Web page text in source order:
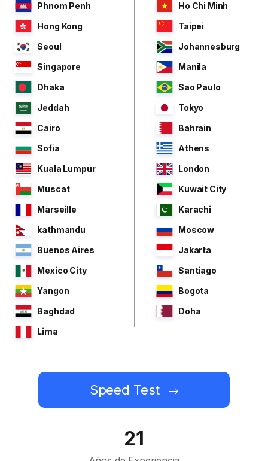
Phnom Penh
Ho Chi Minh
Hong Kong
Taipei
Seoul
Johannesburg
Singapore
Manila
Dhaka
Sao Paulo
Jeddah
Tokyo
Cairo
Bahrain
Sofia
Athens
Kuala Lumpur
London
Muscat
Kuwait City
Marseille
Karachi
kathmandu
Moscow
Buenos Aires
Jakarta
Mexico City
Santiago
Yangon
Bogota
Baghdad
Doha
Lima
Speed Test
21